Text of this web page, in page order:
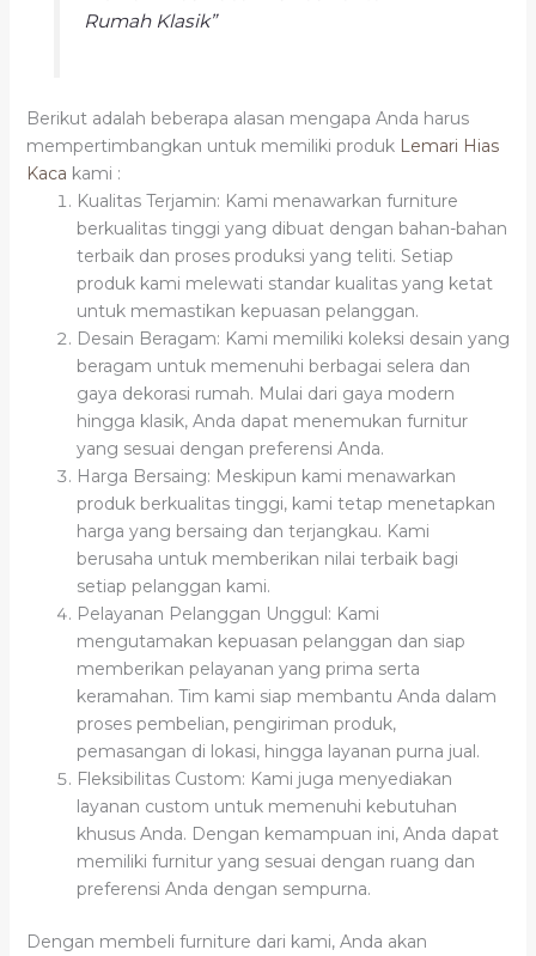
Rumah Klasik”
Berikut adalah beberapa alasan mengapa Anda harus
mempertimbangkan untuk memiliki produk Lemari Hias
Kaca kami :
Kualitas Terjamin: Kami menawarkan furniture
berkualitas tinggi yang dibuat dengan bahan-bahan
terbaik dan proses produksi yang teliti. Setiap
produk kami melewati standar kualitas yang ketat
untuk memastikan kepuasan pelanggan.
Desain Beragam: Kami memiliki koleksi desain yang
beragam untuk memenuhi berbagai selera dan
gaya dekorasi rumah. Mulai dari gaya modern
hingga klasik, Anda dapat menemukan furnitur
yang sesuai dengan preferensi Anda.
Harga Bersaing: Meskipun kami menawarkan
produk berkualitas tinggi, kami tetap menetapkan
harga yang bersaing dan terjangkau. Kami
berusaha untuk memberikan nilai terbaik bagi
setiap pelanggan kami.
Pelayanan Pelanggan Unggul: Kami
mengutamakan kepuasan pelanggan dan siap
memberikan pelayanan yang prima serta
keramahan. Tim kami siap membantu Anda dalam
proses pembelian, pengiriman produk,
pemasangan di lokasi, hingga layanan purna jual.
Fleksibilitas Custom: Kami juga menyediakan
layanan custom untuk memenuhi kebutuhan
khusus Anda. Dengan kemampuan ini, Anda dapat
memiliki furnitur yang sesuai dengan ruang dan
preferensi Anda dengan sempurna.
Dengan membeli furniture dari kami, Anda akan